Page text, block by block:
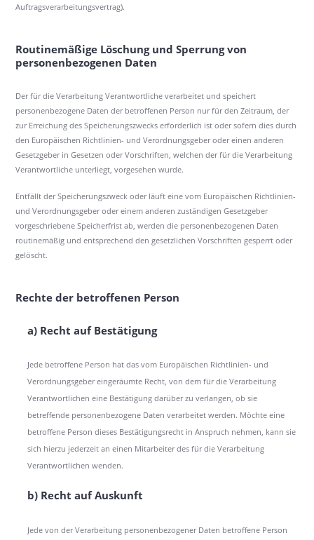
Auftragsverarbeitungsvertrag).
Routinemäßige Löschung und Sperrung von
personenbezogenen Daten
Der für die Verarbeitung Verantwortliche verarbeitet und speichert
personenbezogene Daten der betroffenen Person nur für den Zeitraum, der
zur Erreichung des Speicherungszwecks erforderlich ist oder sofern dies durch
den Europäischen Richtlinien- und Verordnungsgeber oder einen anderen
Gesetzgeber in Gesetzen oder Vorschriften, welchen der für die Verarbeitung
Verantwortliche unterliegt, vorgesehen wurde.
Entfällt der Speicherungszweck oder läuft eine vom Europäischen Richtlinien-
und Verordnungsgeber oder einem anderen zuständigen Gesetzgeber
vorgeschriebene Speicherfrist ab, werden die personenbezogenen Daten
routinemäßig und entsprechend den gesetzlichen Vorschriften gesperrt oder
gelöscht.
Rechte der betroffenen Person
a) Recht auf Bestätigung
Jede betroffene Person hat das vom Europäischen Richtlinien- und
Verordnungsgeber eingeräumte Recht, von dem für die Verarbeitung
Verantwortlichen eine Bestätigung darüber zu verlangen, ob sie
betreffende personenbezogene Daten verarbeitet werden. Möchte eine
betroffene Person dieses Bestätigungsrecht in Anspruch nehmen, kann sie
sich hierzu jederzeit an einen Mitarbeiter des für die Verarbeitung
Verantwortlichen wenden.
b) Recht auf Auskunft
Jede von der Verarbeitung personenbezogener Daten betroffene Person